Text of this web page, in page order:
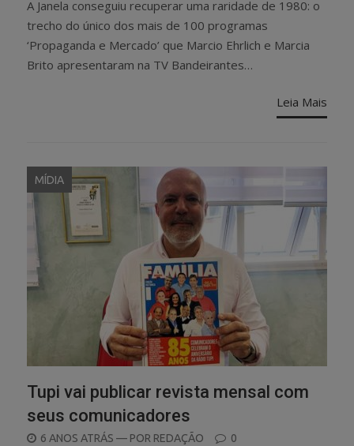
A Janela conseguiu recuperar uma raridade de 1980: o
trecho do único dos mais de 100 programas
‘Propaganda e Mercado’ que Marcio Ehrlich e Marcia
Brito apresentaram na TV Bandeirantes…
Leia Mais
MÍDIA
Tupi vai publicar revista mensal com
seus comunicadores
POSTED
6 ANOS ATRÁS — POR REDAÇÃO 0